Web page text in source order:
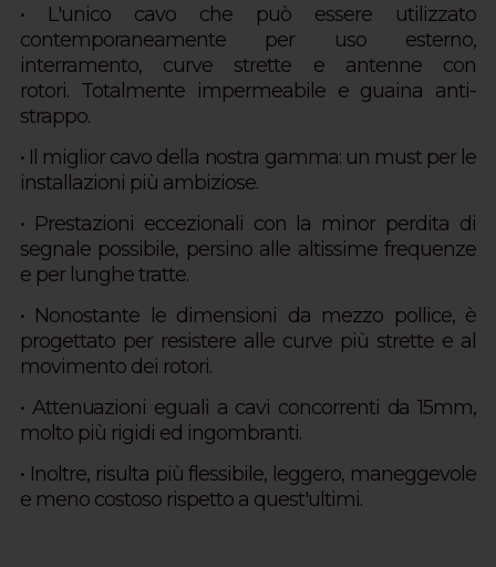
• L'unico cavo che può essere utilizzato
contemporaneamente per uso esterno,
interramento, curve strette e antenne con
rotori.Totalmente impermeabile e guaina anti-
strappo.
• Il miglior cavo della nostra gamma: un must per le
installazioni più ambiziose.
• Prestazioni eccezionali con la minor perdita di
segnale possibile, persino alle altissime frequenze
e per lunghe tratte.
• Nonostante le dimensioni da mezzo pollice, è
progettato per resistere alle curve più strette e al
movimento dei rotori.
• Attenuazioni eguali a cavi concorrenti da 15mm,
molto più rigidi ed ingombranti.
• Inoltre, risulta più flessibile, leggero, maneggevole
e meno costoso rispetto a quest'ultimi.